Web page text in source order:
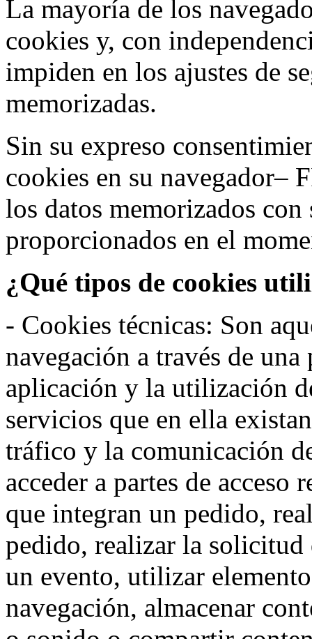
La mayoría de los
cookies y, con
impiden en los ajustes de
memorizadas.
Sin su expreso
cookies en su navegador–
los datos memorizados con
proporcionados en el
¿Qué tipos de cookies
- Cookies técnicas: Son
navegación a través de
aplicación y la utilización
servicios que en ella
tráfico y la comunicación
acceder a partes de
que integran un pedido,
pedido, realizar la
un evento, utilizar
navegación, almacenar